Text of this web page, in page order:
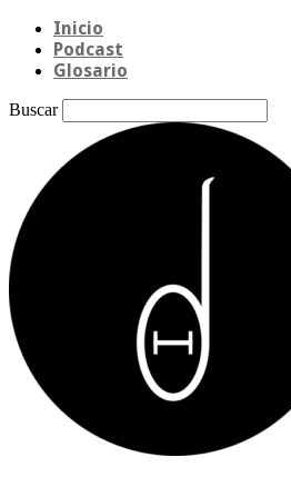
Inicio
Podcast
Glosario
Buscar